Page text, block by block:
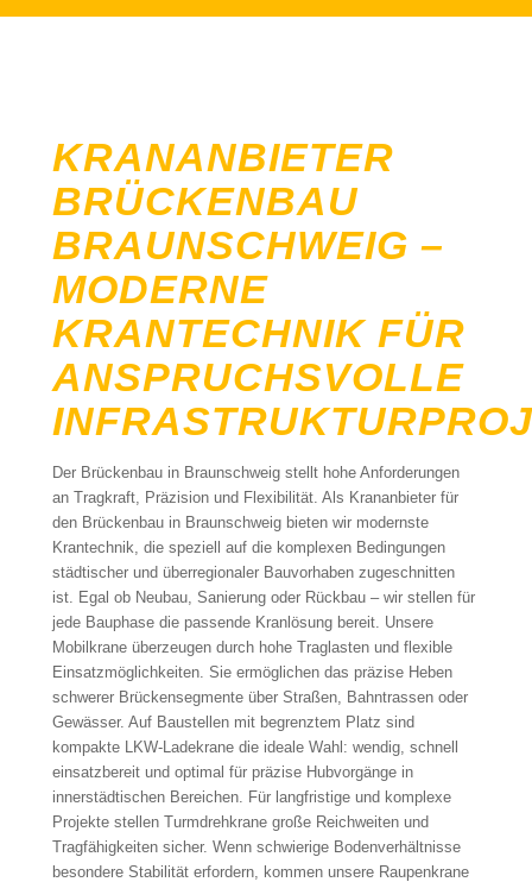
KRANANBIETER
BRÜCKENBAU
BRAUNSCHWEIG –
MODERNE
KRANTECHNIK FÜR
ANSPRUCHSVOLLE
Der Brückenbau in Braunschweig stellt hohe Anforderungen
an Tragkraft, Präzision und Flexibilität. Als Krananbieter für
den Brückenbau in Braunschweig bieten wir modernste
Krantechnik, die speziell auf die komplexen Bedingungen
städtischer und überregionaler Bauvorhaben zugeschnitten
ist. Egal ob Neubau, Sanierung oder Rückbau – wir stellen für
jede Bauphase die passende Kranlösung bereit. Unsere
Mobilkrane überzeugen durch hohe Traglasten und flexible
Einsatzmöglichkeiten. Sie ermöglichen das präzise Heben
schwerer Brückensegmente über Straßen, Bahntrassen oder
Gewässer. Auf Baustellen mit begrenztem Platz sind
kompakte LKW-Ladekrane die ideale Wahl: wendig, schnell
einsatzbereit und optimal für präzise Hubvorgänge in
innerstädtischen Bereichen. Für langfristige und komplexe
Projekte stellen Turmdrehkrane große Reichweiten und
Tragfähigkeiten sicher. Wenn schwierige Bodenverhältnisse
besondere Stabilität erfordern, kommen unsere Raupenkrane